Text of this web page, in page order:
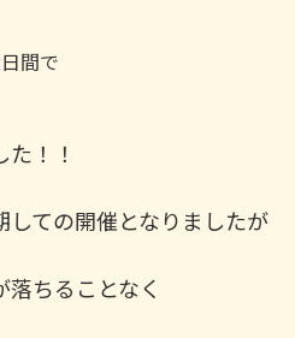
間で
！！
しての開催となりましたが
ちることなく